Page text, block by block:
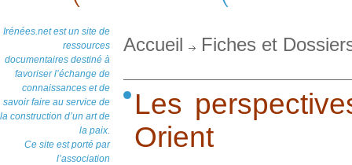
Irénées.net est un site de
ressources
documentaires destiné à
favoriser l’échange de
connaissances et de
savoir faire au service de
la construction d’un art de
la paix.
Ce site est porté par
l’association
Accueil Fiches et
Les
Orient